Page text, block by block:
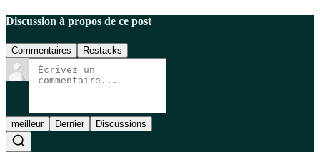
Discussion à propos de ce post
Commentaires Restacks
meilleur Dernier Discussions